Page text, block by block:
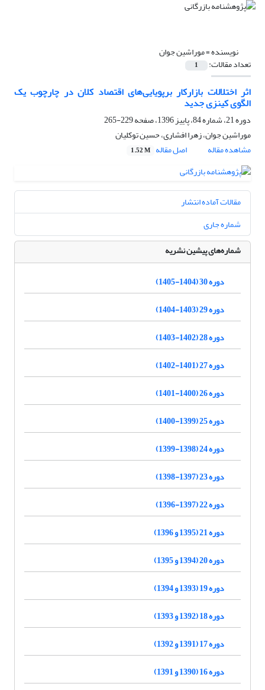
نویسنده =موراشین جوان
تعداد مقالات: 1
اثر اختلالات بازارکار برپویایی‌های اقتصاد کلان در چارچوب یک
الگوی کینزی جدید
دوره 21، شماره 84، پاییز 1396، صفحه
229-265
موراشین جوان، زهرا افشاری، حسین توکلیان
مشاهده مقاله
اصل مقاله 1.52 M
مقالات آماده انتشار
شماره جاری
شماره‌های پیشین نشریه
دوره 30 (1404-1405)
دوره 29 (1403-1404)
دوره 28 (1402-1403)
دوره 27 (1401-1402)
دوره 26 (1400-1401)
دوره 25 (1399-1400)
دوره 24 (1398-1399)
دوره 23 (1397-1398)
دوره 22 (1397-1396)
دوره 21 (1395 و 1396)
دوره 20 (1394 و 1395)
دوره 19 (1393 و 1394)
دوره 18 (1392 و 1393)
دوره 17 (1391 و 1392)
دوره 16 (1390 و 1391)